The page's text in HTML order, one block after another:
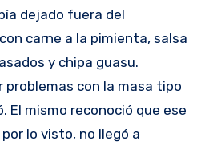
dejado fuera del
carne a la pimienta, salsa
y chipa guasu.
problemas con la masa tipo
El mismo reconoció que ese
lo visto, no llegó a